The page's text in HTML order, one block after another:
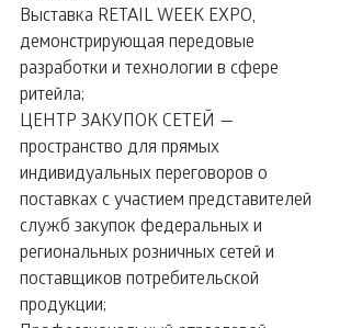
Выставка RETAIL WEEK EXPO,
демонстрирующая передовые
разработки и технологии в сфере
ритейла;
ЦЕНТР ЗАКУПОК СЕТЕЙ —
пространство для прямых
индивидуальных переговоров о
поставках с участием представителей
служб закупок федеральных и
региональных розничных сетей и
поставщиков потребительской
продукции;